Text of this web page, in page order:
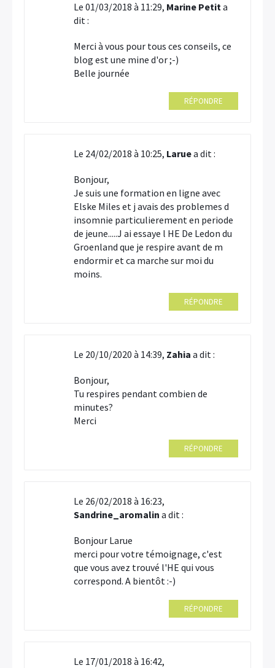
Le 01/03/2018 à 11:29, Marine Petita
dit :
Merci à vous pour tous ces conseils, ce
blog est une mine d'or ;-)
Belle journée
RÉPONDRE
Le 24/02/2018 à 10:25, Laruea dit :
Bonjour,
Je suis une formation en ligne avec
Elske Miles et j avais des problemes d
insomnie particulierement en periode
de jeune.....J ai essaye l HE De Ledon du
Groenland que je respire avant de m
endormir et ca marche sur moi du
moins.
RÉPONDRE
Le 20/10/2020 à 14:39, Zahia a dit :
Bonjour,
Tu respires pendant combien de
minutes?
Merci
RÉPONDRE
Le 26/02/2018 à 16:23,
Sandrine_aromalin a dit :
Bonjour Larue
merci pour votre témoignage, c'est
que vous avez trouvé l'HE qui vous
correspond. A bientôt :-)
RÉPONDRE
Le 17/01/2018 à 16:42,